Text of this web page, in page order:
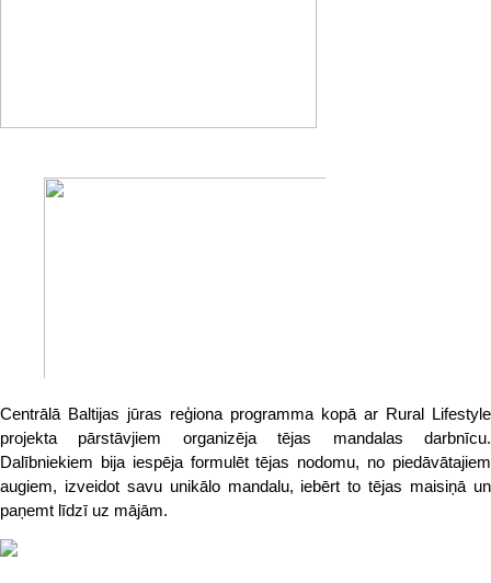
Centrālā Baltijas jūras reģiona programma kopā ar Rural Lifestyle
projekta pārstāvjiem organizēja tējas mandalas darbnīcu.
Dalībniekiem bija iespēja formulēt tējas nodomu, no piedāvātajiem
augiem, izveidot savu unikālo mandalu, iebērt to tējas maisiņā un
paņemt līdzī uz mājām.